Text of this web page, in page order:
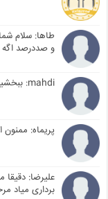
طاها: سلام
و صددرصد
mahdi: ببخشید بنظرتون درامد شغل مترجمی عربی الان خوبه؟...
پریماه:
علیرضا:
برداری میاد